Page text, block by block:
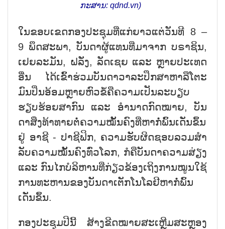
ກະ​ສານ: qdnd.vn)
ໃນ​ຂອບ​ເຂດກອງ​ປະ​ຊຸມ​ທີ່​ແກ່​ຍາວ​ແຕ່​ວັນ​ທີ 8 –
9 ພຶດ​ສະ​ພາ, ບັນ​ດາ​ຜູ້​ແທນ​ທີ່​ມາ​ຈາກ ບ​ຣາ​ຊິນ,
ເຢຍ​ລະ​ມັນ, ຝ​ລັ່ງ, ລັດ​ເຊຍ ແລະ ຫຼາຍ​ປະ​ເທດ​
ອື່ນ ໄດ້​ເຂົ້າ​ຮ່ວມ​ບັນ​ດາ​ວາ​ລະ​ປຶກ​ສາ​ຫາ​ລື​ໂຕ​ະ​
ມົນ​ປິ່ນ​ອ້ອມຫຼາຍ​ຫົວ​ຂໍ້​ຄື​ຄວາມ​ເປັນ​ລະ​ບຽບ​
ຮຽບ​ຮ້ອຍ​ສາ​ກົນ ແລະ ອຳ​ນາດ​ກົດ​ໝາຍ, ບັນ​
ດາ​ສິ່ງ​ທ້າ​ທາຍ​​ຕໍ່ຄວາມ​ໝັ້ນ​ຄົງ​ທີ່​ຫາ​ກໍ່​ພົ້ນ​ເດັ່ນ​ຂຶ້ນ​
ຢູ່ ອາ​ຊີ - ປາ​ຊີ​ຟິກ, ຄວາມ​ຮັບ​ຜິດ​ຊອບ​ລວມ​ສຳ​
ລັບ​ຄວາມ​ໝັ້ນ​ຄົງ​ທົ່ວ​ໂລກ, ກໍ​ຄື​ບັນ​ດາ​ຄວາມ​ສ່ຽງ
ແລະ ກົນ​ໄກ​ບໍ​ລິ​ຫານ​ທີ່​ກ່ຽວ​ຂ້ອງ​ເຖິງ​ການ​ໝູນ​ໃຊ້​
ການ​ທະ​ຫານ​ຂອງ​ບັນ​ດາ​ເຕັກ​ໂນ​ໂລ​ຢີ​ຫາ​ກໍ່​ພົ້ນ​
ເດັ່ນ​ຂຶ້ນ.
ກອງ​ປະ​ຊຸມ​ປີ​ນີ້ ສ້າງ​ຂີດ​ໝາຍສະ​ເຫຼີມ​ສະຫຼອງ